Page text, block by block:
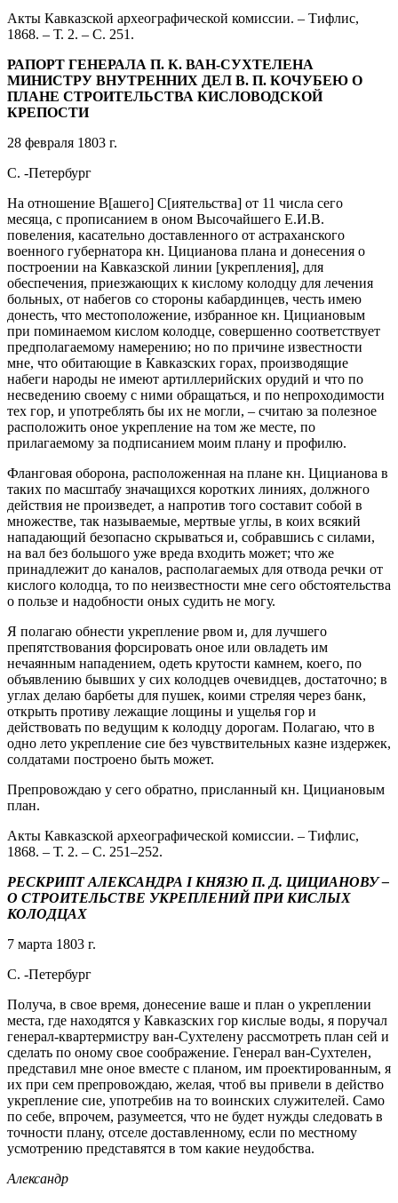
Акты Кавказской археографической комиссии. – Тифлис,
1868. – Т. 2. – С. 251.
РАПОРТ ГЕНЕРАЛА П. К. ВАН-СУХТЕЛЕНА
МИНИСТРУ ВНУТРЕННИХ ДЕЛ В. П. КОЧУБЕЮ О
ПЛАНЕ СТРОИТЕЛЬСТВА КИСЛОВОДСКОЙ
КРЕПОСТИ
28 февраля 1803 г.
С. -Петербург
На отношение В[ашего] С[иятельства] от 11 числа сего
месяца, с прописанием в оном Высочайшего Е.И.В.
повеления, касательно доставленного от астраханского
военного губернатора кн. Цицианова плана и донесения о
построении на Кавказской линии [укрепления], для
обеспечения, приезжающих к кислому колодцу для лечения
больных, от набегов со стороны кабардинцев, честь имею
донесть, что местоположение, избранное кн. Цициановым
при поминаемом кислом колодце, совершенно соответствует
предполагаемому намерению; но по причине известности
мне, что обитающие в Кавказских горах, производящие
набеги народы не имеют артиллерийских орудий и что по
несведению своему с ними обращаться, и по непроходимости
тех гор, и употреблять бы их не могли, – считаю за полезное
расположить оное укрепление на том же месте, по
прилагаемому за подписанием моим плану и профилю.
Фланговая оборона, расположенная на плане кн. Цицианова в
таких по масштабу значащихся коротких линиях, должного
действия не произведет, а напротив того составит собой в
множестве, так называемые, мертвые углы, в коих всякий
нападающий безопасно скрываться и, собравшись с силами,
на вал без большого уже вреда входить может; что же
принадлежит до каналов, располагаемых для отвода речки от
кислого колодца, то по неизвестности мне сего обстоятельства
о пользе и надобности оных судить не могу.
Я полагаю обнести укрепление рвом и, для лучшего
препятствования форсировать оное или овладеть им
нечаянным нападением, одеть крутости камнем, коего, по
объявлению бывших у сих колодцев очевидцев, достаточно; в
углах делаю барбеты для пушек, коими стреляя через банк,
открыть противу лежащие лощины и ущелья гор и
действовать по ведущим к колодцу дорогам. Полагаю, что в
одно лето укрепление сие без чувствительных казне издержек,
солдатами построено быть может.
Препровождаю у сего обратно, присланный кн. Цициановым
план.
Акты Кавказской археографической комиссии. – Тифлис,
1868. – Т. 2. – С. 251–252.
РЕСКРИПТ АЛЕКСАНДРА I КНЯЗЮ П. Д. ЦИЦИАНОВУ –
О СТРОИТЕЛЬСТВЕ УКРЕПЛЕНИЙ ПРИ КИСЛЫХ
КОЛОДЦАХ
7 марта 1803 г.
С. -Петербург
Получа, в свое время, донесение ваше и план о укреплении
места, где находятся у Кавказских гор кислые воды, я поручал
генерал-квартермистру ван-Сухтелену рассмотреть план сей и
сделать по оному свое соображение. Генерал ван-Сухтелен,
представил мне оное вместе с планом, им проектированным, я
их при сем препровождаю, желая, чтоб вы привели в действо
укрепление сие, употребив на то воинских служителей. Само
по себе, впрочем, разумеется, что не будет нужды следовать в
точности плану, отселе доставленному, если по местному
усмотрению представятся в том какие неудобства.
Александр